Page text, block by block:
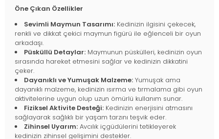
Öne Çıkan Özellikler
Sevimli Maymun Tasarımı: Kedinizin ilgisini çekecek,
renkli ve dikkat çekici maymun figürü ile eğlenceli bir oyun
arkadaşı.
Püsküllü Detaylar: Maymunun püskülleri, kedinizin oyun
sırasında hareket etmesini sağlar ve kedinizin dikkatini
çeker.
Dayanıklı ve Yumuşak Malzeme: Yumuşak ama
dayanıklı malzeme, kedinizin ısırma ve tırmalama gibi oyun
aktivitelerine uygun olup uzun ömürlü kullanım sunar.
Fiziksel Aktivite Desteği: Kedinizin enerjisini atmasını
sağlayarak sağlıklı bir yaşam tarzını teşvik eder.
Zihinsel Uyarım: Avcılık içgüdülerini tetikleyerek
kedinizin zihinsel gelişimini destekler.